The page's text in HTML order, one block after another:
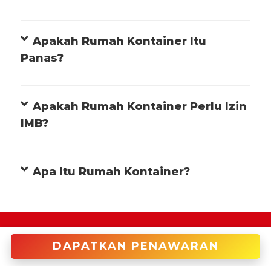
DAPATKAN PENAWARAN
Apakah Rumah Kontainer Itu
Panas?
Apakah Rumah Kontainer Perlu Izin
IMB?
Apa Itu Rumah Kontainer?
+622122946966 (Cakung)
enquiries@tradecorp.co.id